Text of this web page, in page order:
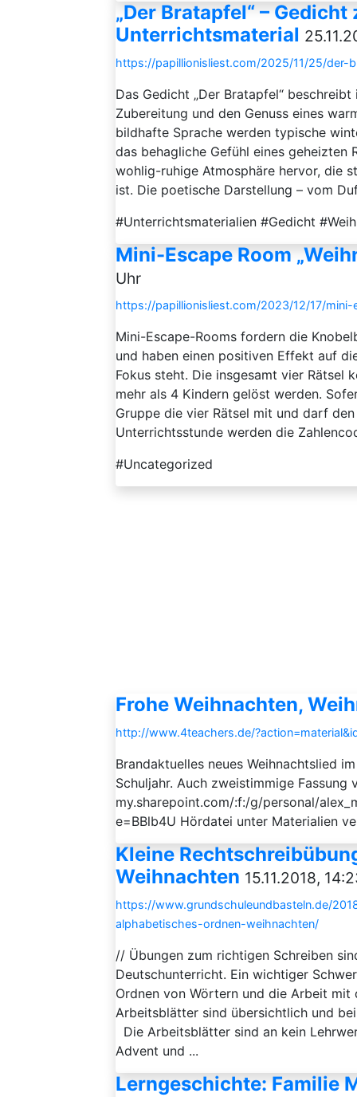
„Der Bratapfel“ –
Unterrichtsmaterial
https://papillionisliest.com/2025/11/25/
Das Gedicht „Der Bratapfel“
Zubereitung und den Genuss eines
bildhafte Sprache werden typische
das behagliche Gefühl eines geheizten
wohlig-ruhige Atmosphäre hervor, die
ist. Die poetische Darstellung – vom
#Unterrichtsmaterialien #Gedicht
Mini-Escape Room
Uhr
https://papillionisliest.com/2023/12/17/
Mini-Escape-Rooms fordern die
und haben einen positiven Effekt auf
Fokus steht. Die insgesamt vier Rätsel
mehr als 4 Kindern gelöst werden.
Gruppe die vier Rätsel mit und darf
Unterrichtsstunde werden die
#Uncategorized
Frohe Weihnachten,
http://www.4teachers.de/
Brandaktuelles neues Weihnachtslied
Schuljahr. Auch zweistimmige
my.sharepoint.com/:f:/g/personal/
e=BBlb4U Hördatei unter Materialien
Kleine
Weihnachten 15.11.2018,
https://www.grundschuleundbasteln.de/
alphabetisches-ordnen-weihnachten/
// Übungen zum richtigen Schreiben
Deutschunterricht. Ein wichtiger
Ordnen von Wörtern und die Arbeit
Arbeitsblätter sind übersichtlich und
Die Arbeitsblätter sind an kein
Advent und ...
Lerngeschichte: Familie